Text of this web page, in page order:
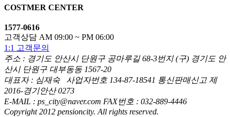
COSTMER CENTER
1577-0616
고객상담 AM 09:00 ~ PM 06:00
1:1 고객문의
주소 : 경기도 안산시 단원구 공마루길 68-3번지 (구) 경기도 안
산시 단원구 대부동동 1567-20
대표자 : 심재숙 사업자번호 134-87-18541 통신판매신고 제
2016-경기안산 0273
E-MAIL : ps_city@naver.com FAX번호 : 032-889-4446
Copyright 2012 pensioncity. All rights reserved.